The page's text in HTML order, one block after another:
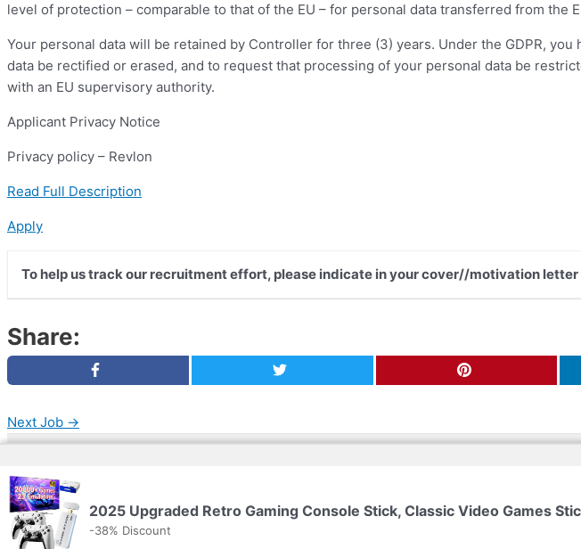
level of protection – comparable to that of the EU – for personal data transferred from the
Your personal data will be retained by Controller for three (3) years. Under the GDPR,
data be rectified or erased, and to request that processing of your personal data be
with an EU supervisory authority.
Applicant Privacy Notice
Privacy policy – Revlon
Read Full Description
Apply
To help us track our recruitment effort, please indicate in your cover//motivation
Share:
Next Job →
Privacy Policy
2025 Upgraded Retro Gaming Console Stick, Classic Video Games
-38% Discount